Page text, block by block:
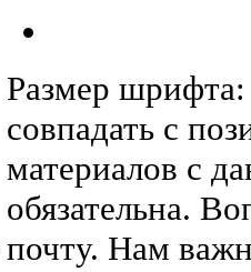
Размер
совпадать с
материалов с
обязательна.
почту. Нам